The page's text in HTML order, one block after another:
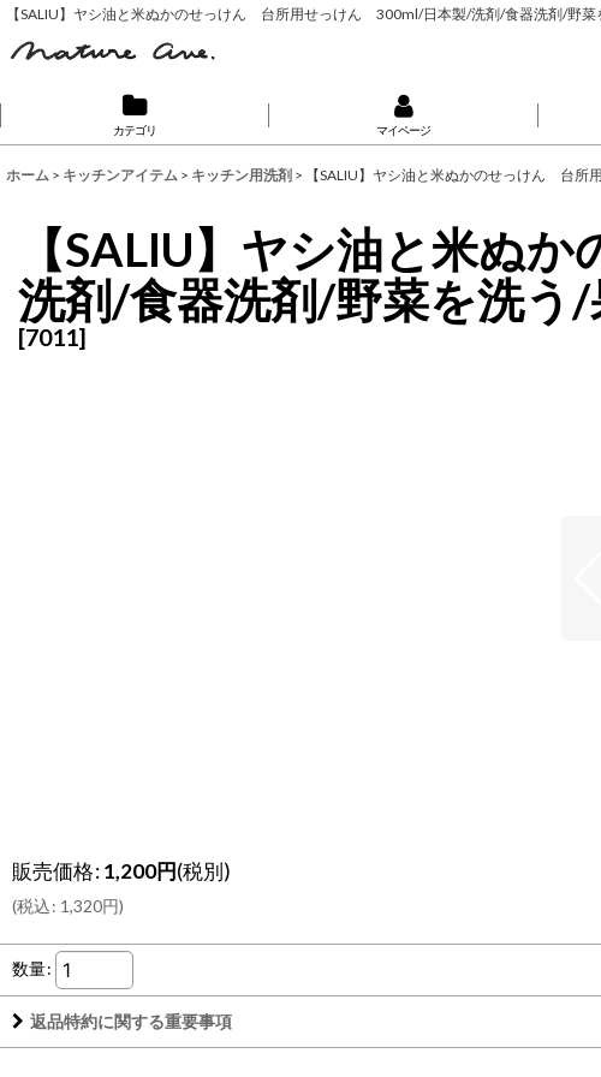
【SALIU】ヤシ油と米ぬかのせっけん 台所用せっけん 300ml/日本製/洗剤/食器洗剤/野
カテゴリ マイページ
ホーム > キッチンアイテム > キッチン用洗剤 > 【SALIU】ヤシ油と米ぬかのせっけん 台
【SALIU】ヤシ油と米
洗剤/食器洗剤/野菜を洗う
[7011]
販売価格:1,200円(税別)
(税込: 1,320円)
数量:
返品特約に関する重要事項